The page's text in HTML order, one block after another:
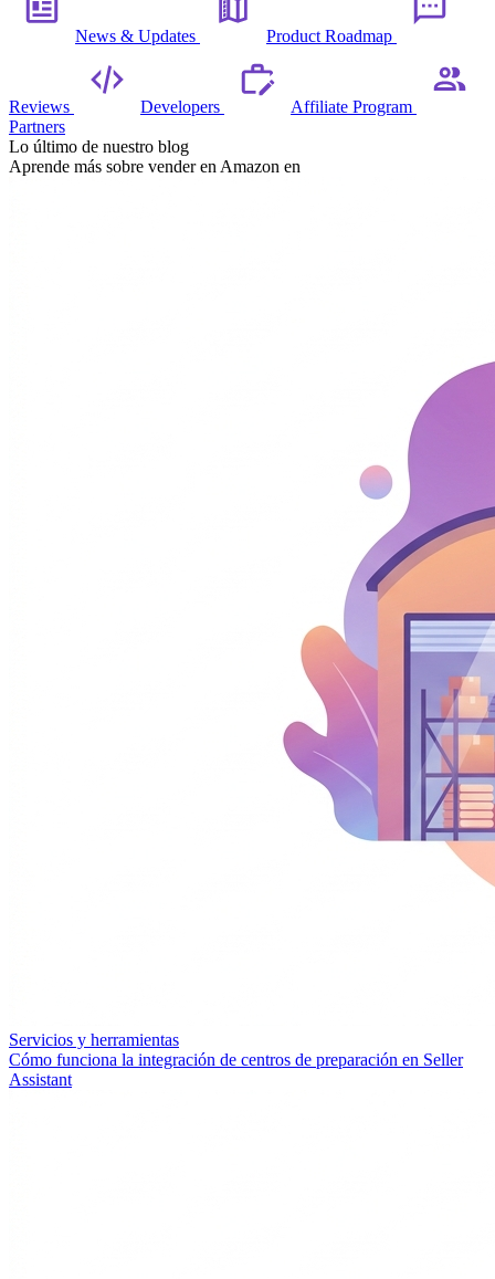
News & Updates Product Roadmap
Reviews Developers
Affiliate Program
Partners
Lo último de nuestro blog
Aprende más sobre vender en Amazon en
Servicios y herramientas
Cómo funciona la integración de centros de preparación en Seller
Assistant